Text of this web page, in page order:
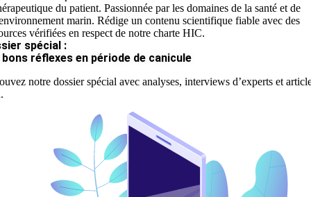
du patient. Passionnée par les domaines de la santé et de
marin. Rédige un contenu scientifique fiable avec des
vérifiées en respect de notre charte HIC.
spécial :
bons réflexes en période de canicule
notre dossier spécial avec analyses, interviews d’experts et